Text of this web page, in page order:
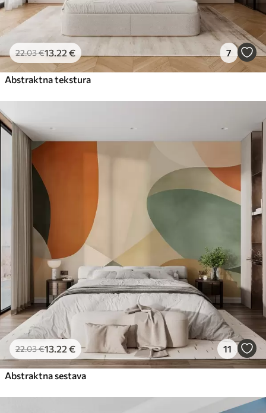
22.03€13 .22 € 7
Abstraktna tekstura
22.03€13 .22 € 11
Abstraktna sestava